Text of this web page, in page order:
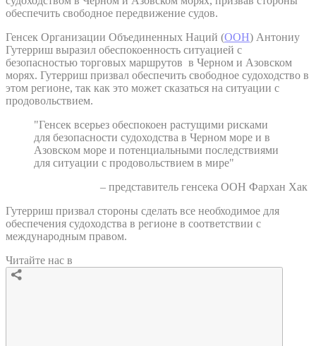
обеспечить свободное передвижение судов.
Генсек Организации Объединенных Наций (ООН) Антониу
Гутерриш выразил обеспокоенность ситуацией с
безопасностью торговых маршрутов в Черном и Азовском
морях. Гутерриш призвал обеспечить свободное судоходство в
этом регионе, так как это может сказаться на ситуации с
продовольствием.
"Генсек всерьез обеспокоен растущими рисками
для безопасности судоходства в Черном море и в
Азовском море и потенциальными последствиями
для ситуации с продовольствием в мире"
– представитель генсека ООН Фархан Хак
Гутерриш призвал стороны сделать все необходимое для
обеспечения судоходства в регионе в соответствии с
международным правом.
Читайте нас в